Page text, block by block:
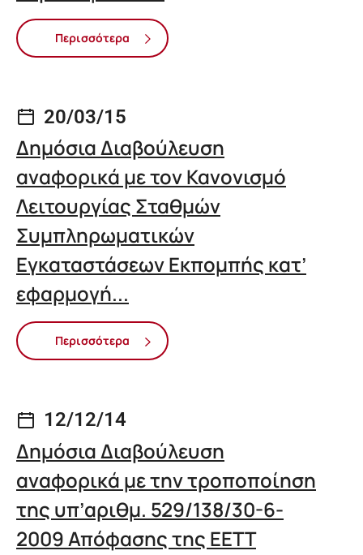
Περισσότερα
20/03/15
Δημόσια Διαβούλευση
αναφορικά με τον Κανονισμό
Λειτουργίας Σταθμών
Συμπληρωματικών
Εγκαταστάσεων Εκπομπής κατ’
εφαρμογή...
Περισσότερα
12/12/14
Δημόσια Διαβούλευση
αναφορικά με την τροποποίηση
της υπ’αριθμ. 529/138/30-6-
2009 Απόφασης της ΕΕΤΤ